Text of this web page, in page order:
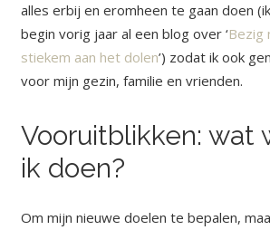
alles erbij en eromheen te gaan doen
begin vorig jaar al een blog over ‘Bezig
stiekem aan het dolen’) zodat ik ook
voor mijn gezin, familie en vrienden.
Vooruitblikken: wat
ik doen?
Om mijn nieuwe doelen te bepalen,